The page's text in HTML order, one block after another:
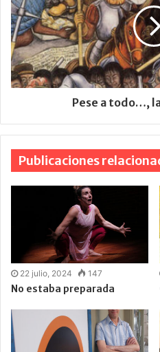
Pese a todo…,
Publicaciones
22 julio, 2024 147
No estaba preparada